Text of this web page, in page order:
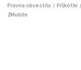
Pravna obvestila / Piškotki
2Mobile